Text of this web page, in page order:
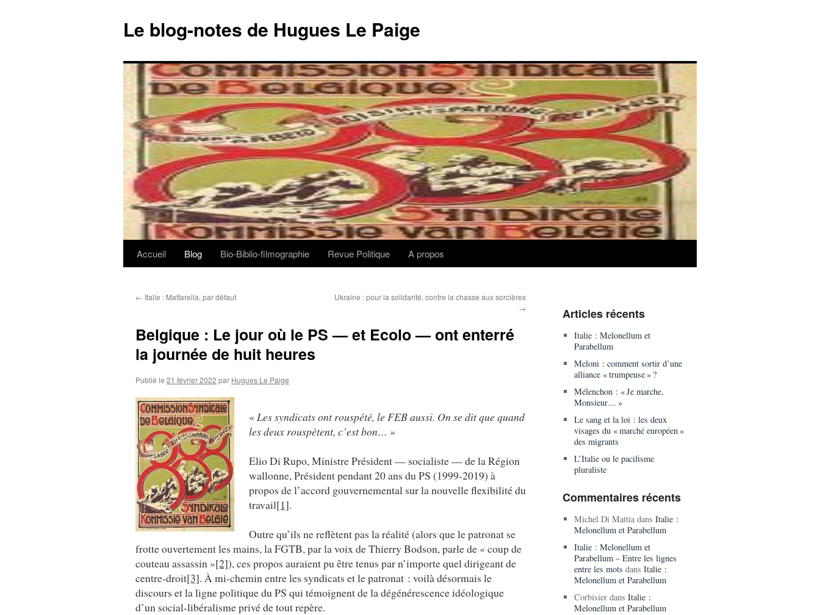
Le blog-notes de Hugues Le Paige
Aller
contenu
Accueil Blog Bio-Biblio-filmographie Revue Politique A propos
← Italie : Mattarella, par défaut
Ukraine : pour la solidarité, contre la chasse aux sorcières
→
Belgique : Le jour où le PS — et Ecolo — ont enterré
la journée de huit heures
Publié le 21 février 2022 par Hugues Le Paige
« Les syndicats ont rouspété, le FEB aussi. On se dit que quand
les deux rouspètent, c’est bon… »
Elio Di Rupo, Ministre Président — socialiste — de la Région
wallonne, Président pendant 20 ans du PS (1999-2019) à
propos de l’accord gouvernemental sur la nouvelle flexibilité du
travail[1].
Outre qu’ils ne reflètent pas la réalité (alors que le patronat se
frotte ouvertement les mains, la FGTB, par la voix de Thierry Bodson, parle de « coup de
couteau assassin »[2]), ces propos auraient pu être tenus par n’importe quel dirigeant de
centre-droit[3]. À mi-chemin entre les syndicats et le patronat : voilà désormais le
discours et la ligne politique du PS qui témoignent de la dégénérescence idéologique
d’un social-libéralisme privé de tout repère.
Articles récents
Italie : Melonellum et
Parabellum
Meloni : comment sortir d’une
alliance « trumpeuse » ?
Mélenchon : « Je marche,
Monsieur… »
Le sang et la loi : les deux
visages du « marché européen »
des migrants
L’Italie ou le pacifisme
pluraliste
Commentaires récents
Michel Di Mattiadans Italie :
Melonellum et Parabellum
Italie : Melonellum et
Parabellum – Entre les lignes
entre les mots dans Italie :
Melonellum et Parabellum
Corbisierdans Italie :
Melonellum et Parabellum